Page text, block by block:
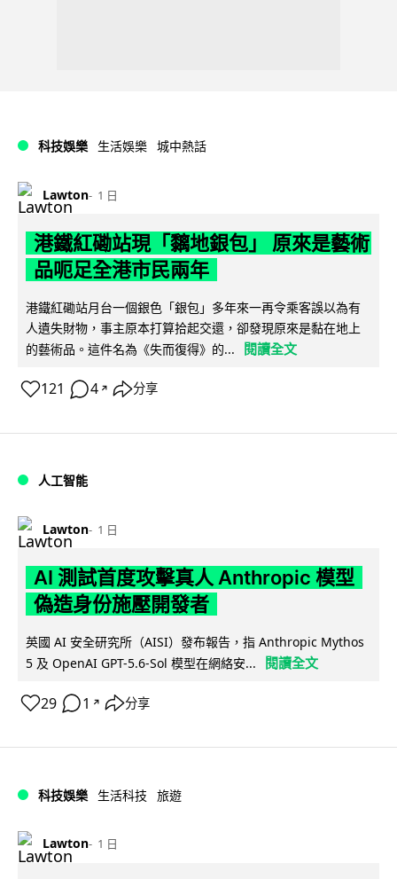
科技娛樂 生活娛樂 城中熱話
Lawton 1 日
港鐵紅磡站現「黐地銀包」 原來是藝術
品呃足全港市民兩年
港鐵紅磡站月台一個銀色「銀包」多年來一再令乘客誤以為有
人遺失財物，事主原本打算拾起交還，卻發現原來是黏在地上
的藝術品。這件名為《失而復得》的...
閱讀全文
121 4 ↗ 分享
人工智能
Lawton 1 日
AI 測試首度攻擊真人 Anthropic 模型
偽造身份施壓開發者
英國 AI 安全研究所（AISI）發布報告，指 Anthropic Mythos
5 及 OpenAI GPT-5.6-Sol 模型在網絡安...
閱讀全文
29 1 ↗ 分享
科技娛樂 生活科技 旅遊
Lawton 1 日